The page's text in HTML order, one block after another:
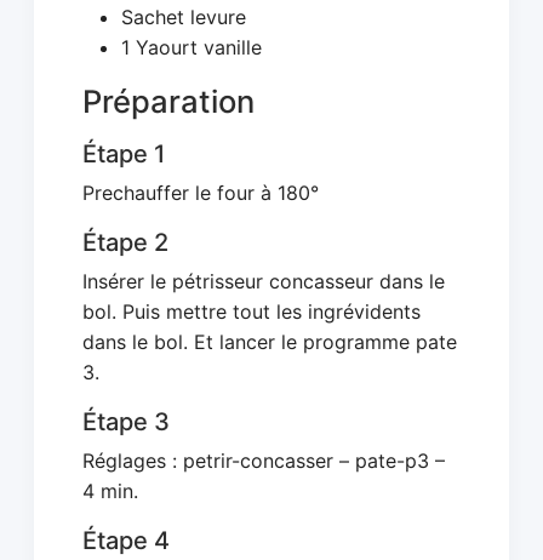
Sachet levure
1 Yaourt vanille
Préparation
Étape 1
Prechauffer le four à 180°
Étape 2
Insérer le pétrisseur concasseur dans le
bol. Puis mettre tout les ingrévidents
dans le bol. Et lancer le programme pate
3.
Étape 3
Réglages : petrir-concasser – pate-p3 –
4 min.
Étape 4